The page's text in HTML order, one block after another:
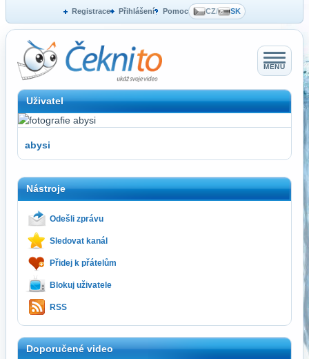
Registrace Přihlášení Pomoc CZ/ SK
MENU
Uživatel
abysi
Nástroje
Odešli zprávu
Sledovat kanál
Přidej k přátelům
Blokuj uživatele
RSS
Doporučené video